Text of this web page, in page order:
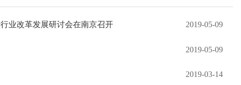
业改革发展研讨会在南京召开 2019-05-09
2019-05-09
2019-03-14